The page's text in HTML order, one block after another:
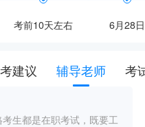
考前10天左右 6月28日
建议 辅导老师 考
生都是在职考试，既要工